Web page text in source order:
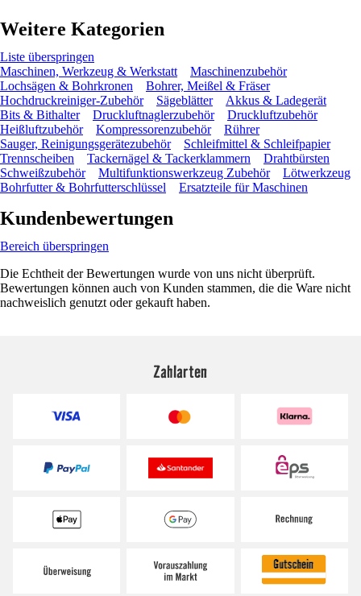
Weitere Kategorien
Liste überspringen
Maschinen, Werkzeug & Werkstatt
Maschinenzubehör
Lochsägen & Bohrkronen
Bohrer, Meißel & Fräser
Hochdruckreiniger-Zubehör
Sägeblätter
Akkus & Ladegerät
Bits & Bithalter
Druckluftnaglerzubehör
Druckluftzubehör
Heißluftzubehör
Kompressorenzubehör
Rührer
Sauger, Reinigungsgerätezubehör
Schleifmittel & Schleifpapier
Trennscheiben
Tackernägel & Tackerklammern
Drahtbürsten
Schweißzubehör
Multifunktionswerkzeug Zubehör
Lötwerkzeug
Bohrfutter & Bohrfutterschlüssel
Ersatzteile für Maschinen
Kundenbewertungen
Bereich überspringen
Die Echtheit der Bewertungen wurde von uns nicht überprüft.
Bewertungen können auch von Kunden stammen, die die Ware nicht
nachweislich genutzt oder gekauft haben.
Zahlarten